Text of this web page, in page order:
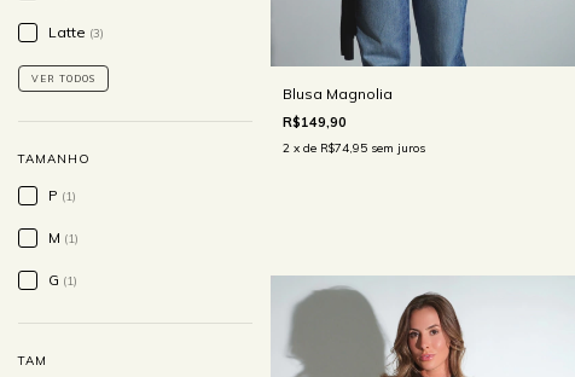
Latte (3)
VER TODOS
TAMANHO
P (1)
M (1)
G (1)
TAM
Blusa Magnolia
R$149,90
2 x de R$74,95 sem juros